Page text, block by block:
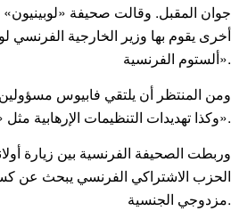
جوان المقبل. وقالت صحيفة «لوبينيون»
ألستوم الفرنسية».
ومن المنتظر أن يلتقي فابيوس مسؤولين
وكذا تهديدات التنظيمات الإرهابية مثل «داعش» و«بوكوحرام» و«القاعدة».
وربطت الصحيفة الفرنسية بين زيارة
الحزب الاشتراكي الفرنسي يبحث عن
مزدوجي الجنسية.